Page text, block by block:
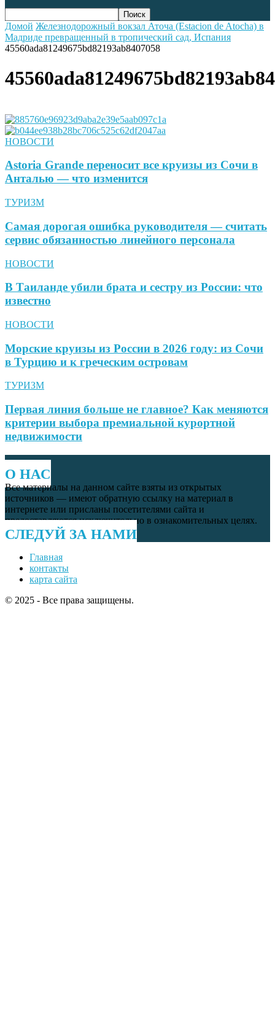
Домой Железнодорожный вокзал Аточа (Estacion de Atocha) в
Мадриде превращенный в тропический сад, Испания
45560ada81249675bd82193ab8407058
НОВОСТИ
Astoria Grande переносит все круизы из Сочи в
Анталью — что изменится
ТУРИЗМ
Самая дорогая ошибка руководителя — считать
сервис обязанностью линейного персонала
НОВОСТИ
В Таиланде убили брата и сестру из России: что
известно
НОВОСТИ
Морские круизы из России в 2026 году: из Сочи
в Турцию и к греческим островам
ТУРИЗМ
Первая линия больше не главное? Как меняются
критерии выбора премиальной курортной
недвижимости
О НАС
Все материалы на данном сайте взяты из открытых
источников — имеют обратную ссылку на материал в
интернете или присланы посетителями сайта и
предоставляются исключительно в ознакомительных целях.
СЛЕДУЙ ЗА НАМИ
Главная
контакты
карта сайта
© 2025 - Все права защищены.